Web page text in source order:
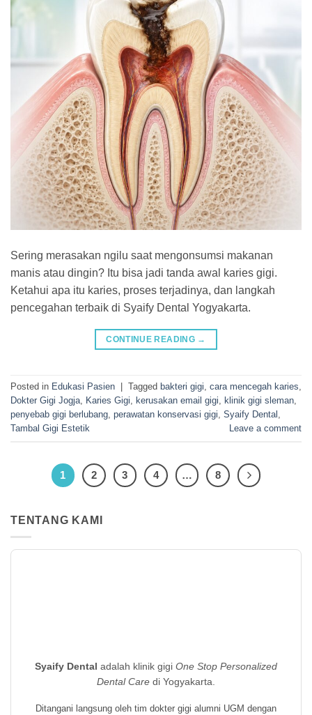
Sering merasakan ngilu saat mengonsumsi makanan
manis atau dingin? Itu bisa jadi tanda awal karies gigi.
Ketahui apa itu karies, proses terjadinya, dan langkah
pencegahan terbaik di Syaify Dental Yogyakarta.
CONTINUE READING →
Posted in Edukasi Pasien Tagged bakteri gigi, cara mencegah karies,
Dokter Gigi Jogja, Karies Gigi, kerusakan email gigi, klinik gigi sleman,
penyebab gigi berlubang, perawatan konservasi gigi, Syaify Dental ,
Tambal Gigi Estetik
Leave a comment
1 2 3 4 … 8
TENTANG KAMI
Syaify Dental adalah klinik gigi One Stop Personalized
Dental Care di Yogyakarta.
Ditangani langsung oleh tim dokter gigi alumni UGM dengan